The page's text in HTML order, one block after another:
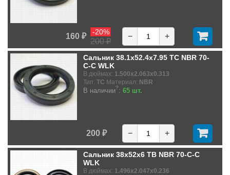
160 ₽
200 ₽
-20% − +
Сальник 38.1x52.4x7.95 TC NBR 70-
C-C WLK
В дюймах: 1.500x2.063x0.313
Тип: TC Материал: NBR
В наличии?: 65 шт.
200 ₽ − +
Сальник 38x52x6 TB NBR 70-C-C
WLK
В дюймах: 1.496x2.047x0.236